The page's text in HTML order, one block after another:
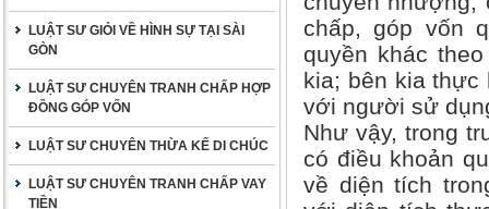
LUẬT SƯ GIỎI VỀ HÌNH SỰ TẠI SÀI
GÒN
LUẬT SƯ CHUYÊN TRANH CHẤP HỢP
ĐỒNG GÓP VỐN
LUẬT SƯ CHUYÊN THỪA KẾ DI CHÚC
LUẬT SƯ CHUYÊN TRANH CHẤP VAY
TIỀN
chấp, góp vốn
quyền khác
kia; bên kia thực
với người sử
Như vậy, trong
có điều khoản
về diện tích